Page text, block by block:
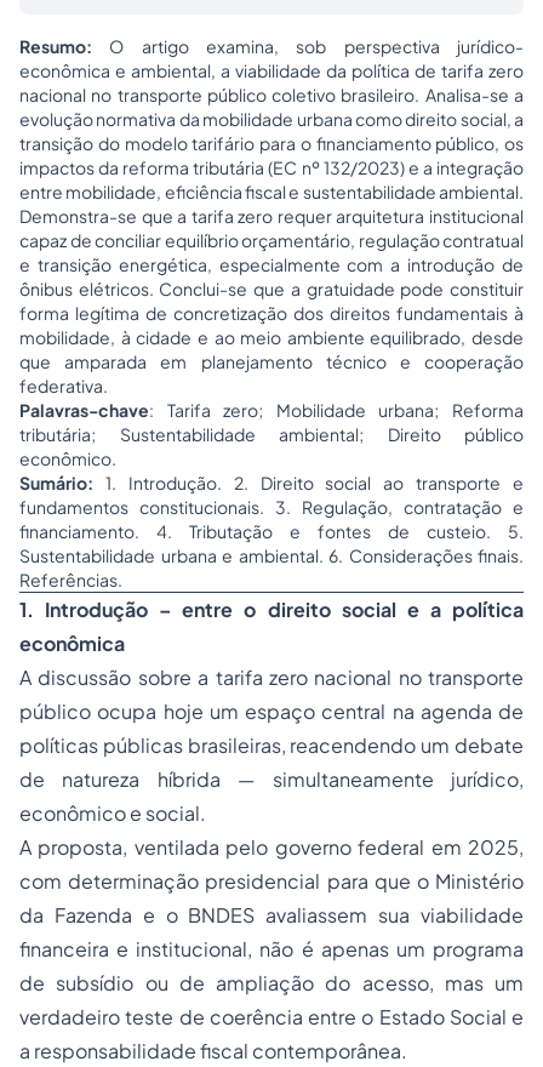
Resumo: O artigo examina, sob perspectiva jurídico-
econômica e ambiental, a viabilidade da política de tarifa zero
nacional no transporte público coletivo brasileiro. Analisa-se a
evolução normativa da mobilidade urbana como direito social, a
transição do modelo tarifário para o financiamento público, os
impactos da reforma tributária (EC nº 132/2023) e a integração
entre mobilidade, eficiência fiscal e sustentabilidade ambiental.
Demonstra-se que a tarifa zero requer arquitetura institucional
capaz de conciliar equilíbrio orçamentário, regulação contratual
e transição energética, especialmente com a introdução de
ônibus elétricos. Conclui-se que a gratuidade pode constituir
forma legítima de concretização dos direitos fundamentais à
mobilidade, à cidade e ao meio ambiente equilibrado, desde
que amparada em planejamento técnico e cooperação
federativa.
Palavras-chave: Tarifa zero; Mobilidade urbana; Reforma
tributária; Sustentabilidade ambiental; Direito público
econômico.
Sumário: 1. Introdução. 2. Direito social ao transporte e
fundamentos constitucionais. 3. Regulação, contratação e
financiamento. 4. Tributação e fontes de custeio. 5.
Sustentabilidade urbana e ambiental. 6. Considerações finais.
Referências.
1. Introdução – entre o direito social e a política
econômica
A discussão sobre a tarifa zero nacional no transporte
público ocupa hoje um espaço central na agenda de
políticas públicas brasileiras, reacendendo um debate
de natureza híbrida — simultaneamente jurídico,
econômico e social.
A proposta, ventilada pelo governo federal em 2025,
com determinação presidencial para que o Ministério
da Fazenda e o BNDES avaliassem sua viabilidade
financeira e institucional, não é apenas um programa
de subsídio ou de ampliação do acesso, mas um
verdadeiro teste de coerência entre o Estado Social e
a responsabilidade fiscal contemporânea.